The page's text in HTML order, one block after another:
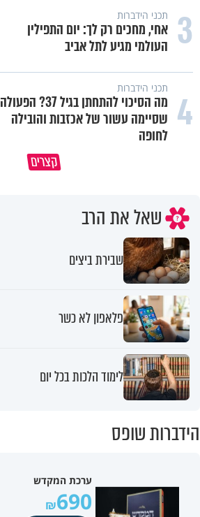
3 תכני הידברות
אחי, מחכים רק לך: יום התפילין
העולמי מגיע לתל אביב
4 תכני הידברות
מה הסיכוי להתחתן בגיל 37? הפעולה
שסיימה עשור של אכזבות והובילה
לחופה
קצרים
שאל את הרב
שבירת ביצים
פלאפון לא כשר
לימוד הלכות בכל יום
הידברות שופס
ערכת המקדש
690